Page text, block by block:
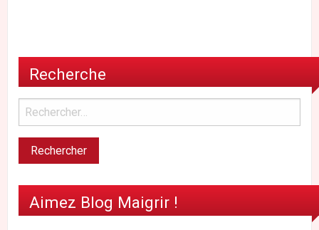
Recherche
Aimez Blog Maigrir !